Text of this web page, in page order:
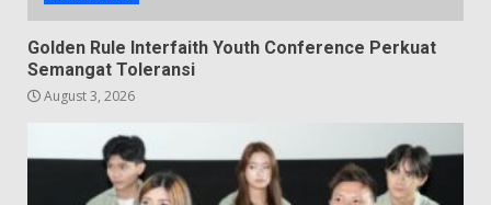
Golden Rule Interfaith Youth Conference Perkuat
Semangat Toleransi
August 3, 2026